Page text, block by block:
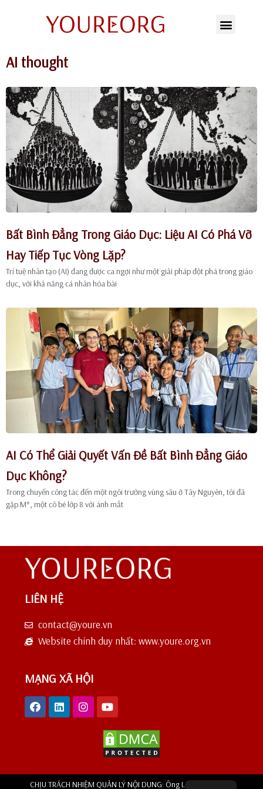
content
AI thought
Bất Bình Đẳng Trong Giáo Dục: Liệu AI Có Phá Vỡ
Hay Tiếp Tục Vòng Lặp?
Trí tuệ nhân tạo (AI) đang được ca ngợi như một giải pháp đột phá trong giáo
dục, với khả năng cá nhân hóa bài
AI Có Thể Giải Quyết Vấn Đề Bất Bình Đẳng Giáo
Dục Không?
Trong chuyến công tác đến một ngôi trường vùng sâu ở Tây Nguyên, tôi đã
gặp M*, một cô bé lớp 8 với ánh mắt
LIÊN HỆ
contact@youre.vn
Website chính duy nhất: www.youre.org.vn
MẠNG XÃ HỘI
CHỊU TRÁCH NHIỆM QUẢN LÝ NỘI DUNG: Ông Lê Hoàng Phong